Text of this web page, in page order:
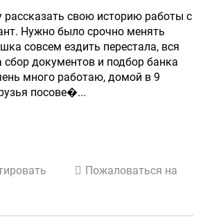
рассказать свою историю работы с
Нужно было срочно менять
совсем ездить перестала, вся
сбор документов и подбор банка
много работаю, домой в 9
посове�...
Пожаловаться на